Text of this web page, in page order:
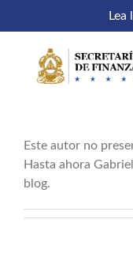
contenido
Este autor no
Hasta ahora
blog.